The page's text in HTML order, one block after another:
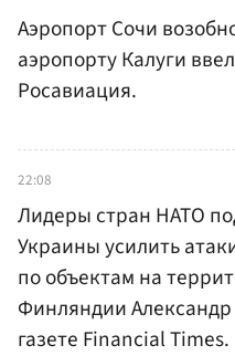
Аэропорт Сочи
аэропорту Калуги
Росавиация.
22:08
Лидеры стран НАТО
Украины усилить
по объектам на
Финляндии
газете Financial Times.